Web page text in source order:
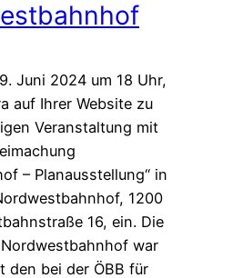
Juni 2024 um 18 Uhr,
auf Ihrer Website zu
Veranstaltung mit
– Planausstellung“ in
1200
16, ein. Die
war
den bei der ÖBB für